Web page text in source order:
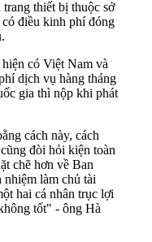
trang thiết bị thuộc sở
điều kinh phí đóng
có Việt Nam và
dịch vụ hàng tháng
gia thì nộp khi phát
cách này, cách
đòi hỏi kiện toàn
chẽ hơn về Ban
làm chủ tài
hai cá nhân trục lợi
tốt" - ông Hà